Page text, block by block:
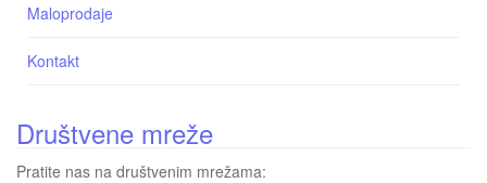
Maloprodaje
Kontakt
Društvene mreže
Pratite nas na društvenim mrežama: